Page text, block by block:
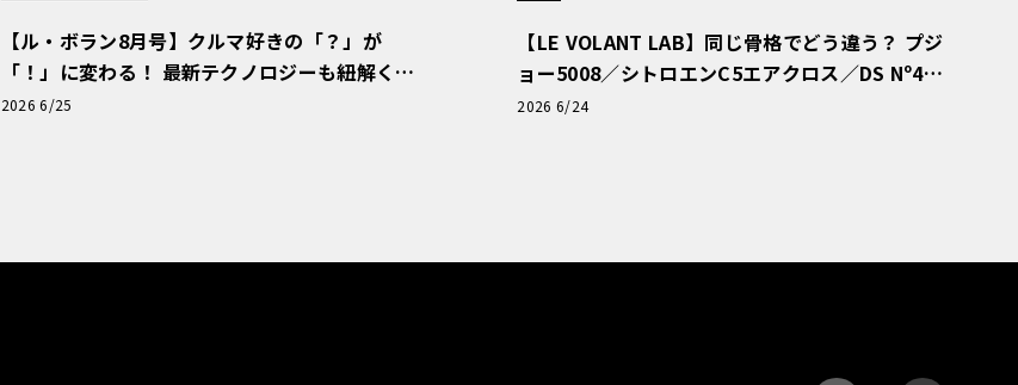
【ル・ボラン8月号】クルマ好きの「？」が
「！」に変わる！ 最新テクノロジーも紐解く
「輸入車Q&A」
2026 6/25
【LE VOLANT LAB】同じ骨格でどう違う？ プジ
ョー5008／シトロエンC5エアクロス／DS Nº4
読者一気乗りレポート
2026 6/24